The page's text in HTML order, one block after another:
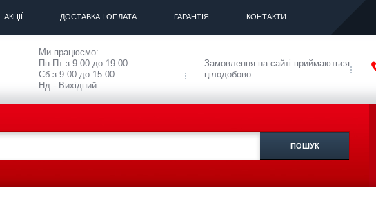
АКЦІЇ ДОСТАВКА І ОПЛАТА ГАРАНТІЯ КОНТАКТИ
Ми працюємо:
Пн-Пт з 9:00 до 19:00
Сб з 9:00 до 15:00
Нд - Вихідний
Замовлення на сайті приймаються
цілодобово